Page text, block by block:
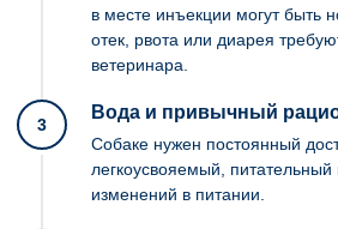
в месте инъекции могут быть
отек, рвота или диарея
ветеринара.
3
Вода и привычный
Собаке нужен постоянный
легкоусвояемый, питательный
изменений в питании.